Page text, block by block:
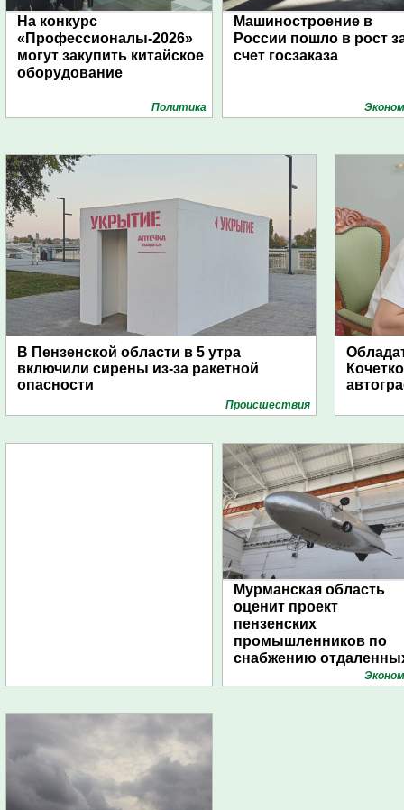
На конкурс
«Профессионалы-2026»
могут закупить китайское
оборудование
Политика
Машиностроение в
России пошло в рост
счет госзаказа
В Пензенской области в 5 утра
включили сирены из-за ракетной
опасности
Проиcшествия
Мурманская область
оценит проект
пензенских
промышленников по
снабжению
поселений с помощью